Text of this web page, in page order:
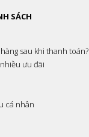
SÁCH
sau khi thanh toán?
ưu đãi
cá nhân